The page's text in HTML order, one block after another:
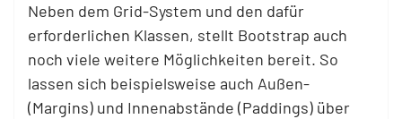
Neben dem Grid-System und den dafür
erforderlichen Klassen, stellt Bootstrap auch
noch viele weitere Möglichkeiten bereit. So
lassen sich beispielsweise auch Außen-
(Margins) und Innenabstände (Paddings) über